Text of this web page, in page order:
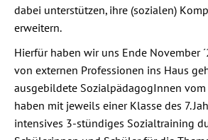
dabei unterstützen, ihre (sozialen)
erweitern.
Hierfür haben wir uns Ende November
von externen Professionen ins Haus
ausgebildete SozialpädagogInnen vom
haben mit jeweils einer Klasse des 7.
intensives 3-stündiges Sozialtraining